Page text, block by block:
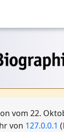
vom 22.
von 127.0.0.1 (